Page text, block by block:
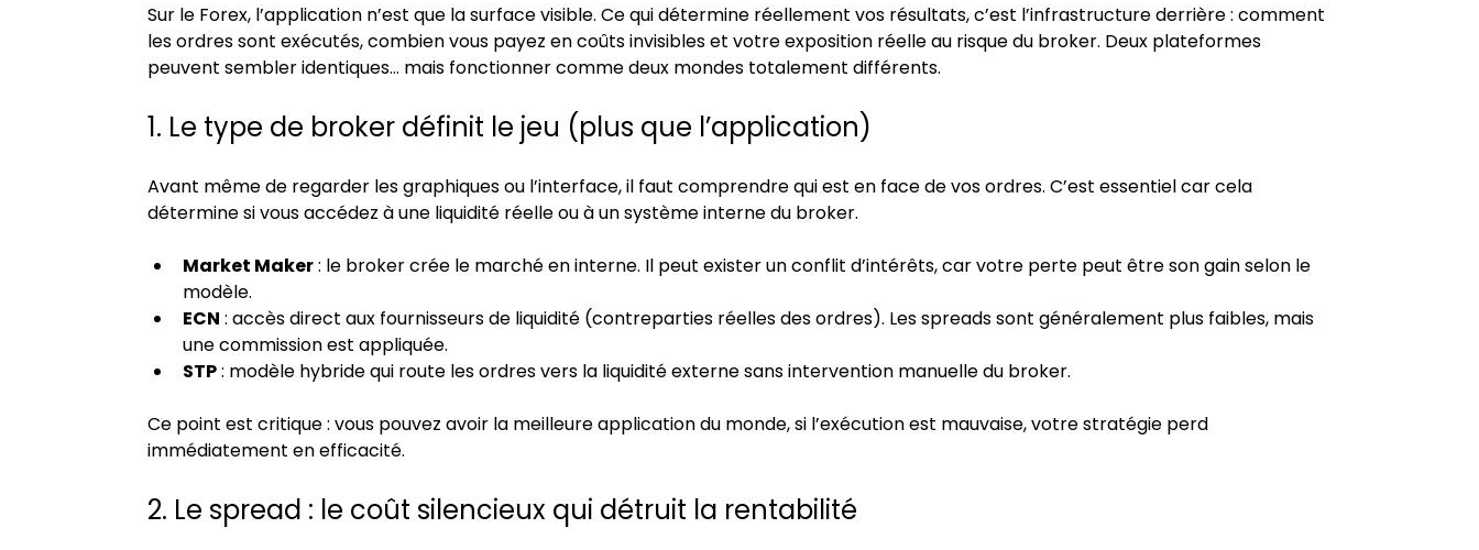
Sur le Forex, l’application n’est que la surface visible. Ce qui détermine réellement vos résultats, c’est l’infrastructure derrière : comment
les ordres sont exécutés, combien vous payez en coûts invisibles et votre exposition réelle au risque du broker. Deux plateformes
peuvent sembler identiques… mais fonctionner comme deux mondes totalement différents.
1. Le type de broker définit le jeu (plus que l’application)
Avant même de regarder les graphiques ou l’interface, il faut comprendre qui est en face de vos ordres. C’est essentiel car cela
détermine si vous accédez à une liquidité réelle ou à un système interne du broker.
Market Maker : le broker crée le marché en interne. Il peut exister un conflit d’intérêts, car votre perte peut être son gain selon le
modèle.
ECN : accès direct aux fournisseurs de liquidité (contreparties réelles des ordres). Les spreads sont généralement plus faibles, mais
une commission est appliquée.
STP : modèle hybride qui route les ordres vers la liquidité externe sans intervention manuelle du broker.
Ce point est critique : vous pouvez avoir la meilleure application du monde, si l’exécution est mauvaise, votre stratégie perd
immédiatement en efficacité.
2. Le spread : le coût silencieux qui détruit la rentabilité